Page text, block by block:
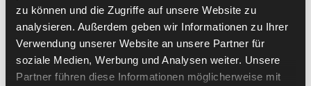
zu können und die Zugriffe auf unsere Website zu
analysieren. Außerdem geben wir Informationen zu Ihrer
Verwendung unserer Website an unsere Partner für
soziale Medien, Werbung und Analysen weiter. Unsere
Partner führen diese Informationen möglicherweise mit
NGOs. Laura begleitet Projekte über den
gesamten Gestaltungsprozess hinweg. Von der
strategischen Ausrichtung bis zur Umsetzung.
Kundenworkshops, Projektleitung und Design
Thinking Methoden gehören zu ihrem festen